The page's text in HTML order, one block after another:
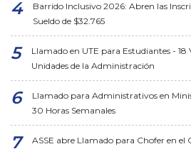
Barrido Inclusivo 2026: Abren las
Sueldo de $32.765
Llamado en UTE para Estudiantes - 18
Unidades de la Administración
Llamado para Administrativos en
30 Horas Semanales
ASSE abre Llamado para Chofer en